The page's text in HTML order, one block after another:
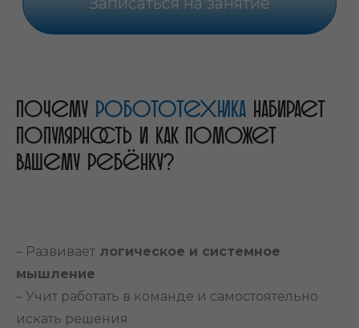
Почему робототехника набирает
популярность и как поможет
вашему ребёнку?
– Развивает логическое и системное
мышление
– Учит работать в команде и самостоятельно
искать решения